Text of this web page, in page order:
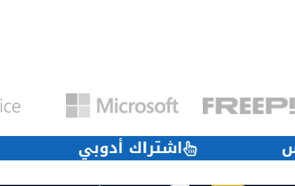
اشتراك أدوبي